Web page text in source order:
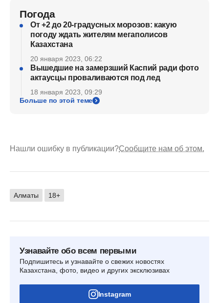
Погода
От +2 до 20-градусных морозов: какую
погоду ждать жителям мегаполисов
Казахстана
20 января 2023, 06:22
Вышедшие на замерзший Каспий ради фото
актаусцы проваливаются под лед
18 января 2023, 09:29
Больше по этой теме
Нашли ошибку в публикации?Сообщите нам об этом.
Алматы 18+
Узнавайте обо всем первыми
Подпишитесь и узнавайте о свежих новостях
Казахстана, фото, видео и других эксклюзивах
Instagram